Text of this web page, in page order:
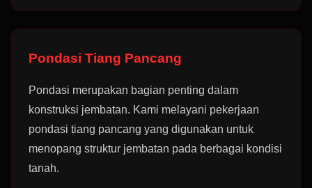
Pondasi Tiang Pancang
Pondasi merupakan bagian penting dalam
konstruksi jembatan. Kami melayani pekerjaan
pondasi tiang pancang yang digunakan untuk
menopang struktur jembatan pada berbagai kondisi
tanah.